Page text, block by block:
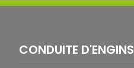
CONDUITE D'ENGINS